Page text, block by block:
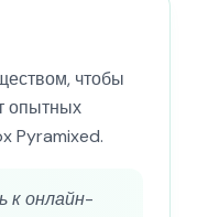
чтобы
опытных
Pyramixed.
к онлайн-